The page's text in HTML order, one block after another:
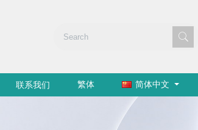
联系我们 繁体 简体中文